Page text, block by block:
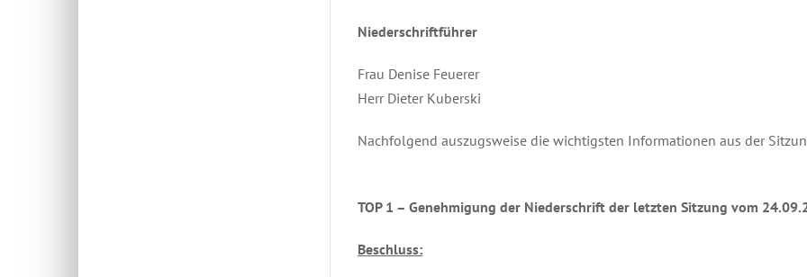
Niederschriftführer
Frau Denise Feuerer
Herr Dieter Kuberski
Nachfolgend auszugsweise die wichtigsten Informationen aus der
TOP 1 – Genehmigung der Niederschrift der letzten Sitzung vom
Beschluss: